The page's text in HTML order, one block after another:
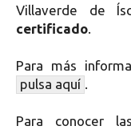
Villaverde de
certificado.
Para más
pulsa aquí .
Para conocer